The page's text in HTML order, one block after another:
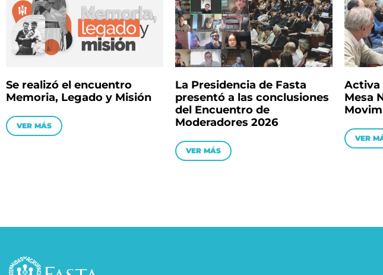
Se realizó el encuentro
Memoria, Legado y Misión
VER MÁS
La Presidencia de Fasta
presentó a las conclusiones
del Encuentro de
Moderadores 2026
VER MÁS
Activa
Mesa
VER